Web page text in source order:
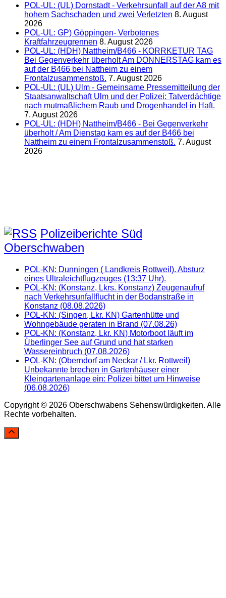
POL-UL: (UL) Dornstadt - Verkehrsunfall auf der A8 mit
hohem Sachschaden und zwei Verletzten 8. August
2026
POL-UL: GP) Göppingen- Verbotenes
Kraftfahrzeugrennen 8. August 2026
POL-UL: (HDH) Nattheim/B466 - KORRKETUR TAG
Bei Gegenverkehr überholt Am DONNERSTAG kam es
auf der B466 bei Nattheim zu einem
Frontalzusammenstoß. 7. August 2026
POL-UL: (UL) Ulm - Gemeinsame Pressemitteilung der
Staatsanwaltschaft Ulm und der Polizei: Tatverdächtige
nach mutmaßlichem Raub und Drogenhandel in Haft.
7. August 2026
POL-UL: (HDH) Nattheim/B466 - Bei Gegenverkehr
überholt / Am Dienstag kam es auf der B466 bei
Nattheim zu einem Frontalzusammenstoß. 7. August
2026
Polizeiberichte Süd
Oberschwaben
POL-KN: Dunningen ( Landkreis Rottweil). Absturz
eines Ultraleichtflugzeuges (13:37 Uhr).
POL-KN: (Konstanz, Lkrs. Konstanz) Zeugenaufruf
nach Verkehrsunfallflucht in der Bodanstraße in
Konstanz (08.08.2026)
POL-KN: (Singen, Lkr. KN) Gartenhütte und
Wohngebäude geraten in Brand (07.08.26)
POL-KN: (Konstanz, Lkr. KN) Motorboot läuft im
Überlinger See auf Grund und hat starken
Wassereinbruch (07.08.2026)
POL-KN: (Oberndorf am Neckar / Lkr. Rottweil)
Unbekannte brechen in Gartenhäuser einer
Kleingartenanlage ein: Polizei bittet um Hinweise
(06.08.2026)
Copyright © 2026 Oberschwabens Sehenswürdigkeiten. Alle
Rechte vorbehalten.